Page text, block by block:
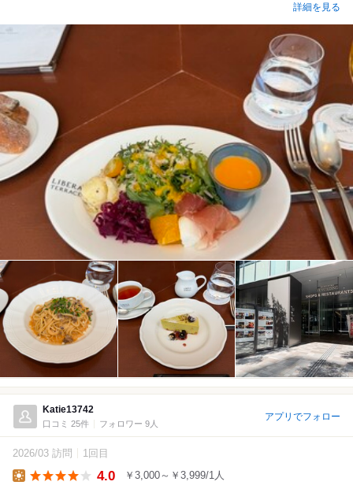
詳細を見る
Katie13742
口コミ 25件 フォロワー 9人
アプリでフォロー
2026/03 訪問 1回目
4.0 ￥3,000～￥3,999/1人